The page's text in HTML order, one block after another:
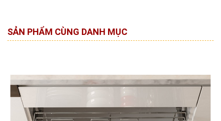
SẢN PHẨM CÙNG DANH MỤC